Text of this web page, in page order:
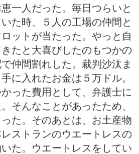
一人だった。毎日つらいと
た時、５人の工場の仲間と
ットが当たった。やっと自
たと大喜びしたのもつかの
仲間割れした。裁判沙汰ま
に入れたお金は５万ドル。
った費用として、弁護士に
そんなことがあったため、
た。そのあとは、お土産物
ストランのウエートレスの
た。ウエートレスをしてい